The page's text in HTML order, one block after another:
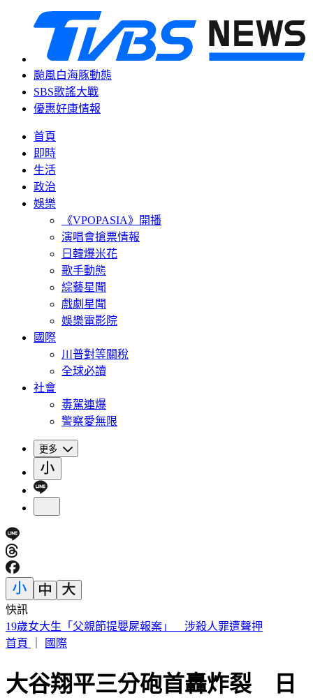
颱風白海豚動態
SBS歌謠大戰
優惠好康情報
首頁
即時
生活
政治
娛樂
《VPOPASIA》開播
演唱會搶票情報
日韓爆米花
歌手動態
綜藝星聞
戲劇星聞
娛樂電影院
國際
川普對等關稅
全球必讀
社會
毒駕連爆
警察愛無限
更多
快訊
來辯論啊！鞭刑公投藍白分歧？黃國昌：白委將先4對4辯論
首頁
國際
大谷翔平三分砲首轟炸裂 日